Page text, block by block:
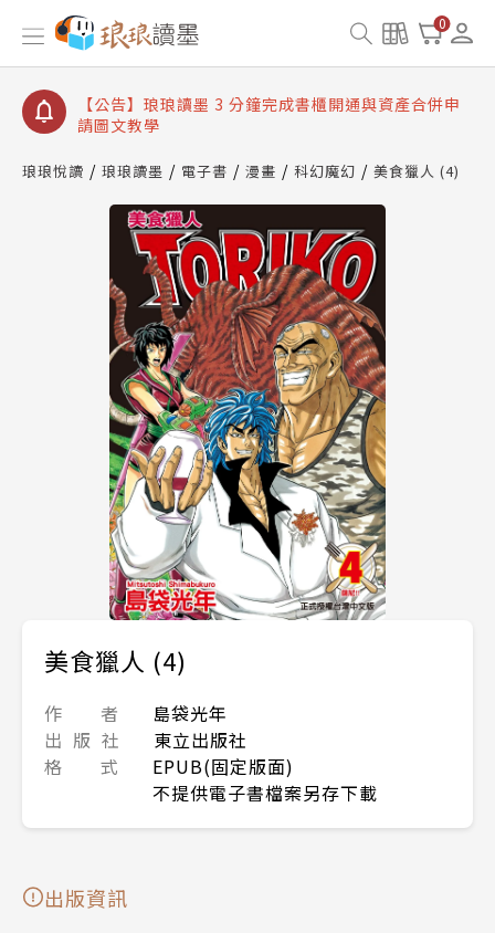
0
【公告】琅琅讀墨數位閱讀資產合併與書櫃開通申請
【公告】琅琅讀墨書櫃開通常見問題
【公告】琅琅讀墨 3 分鐘完成書櫃開通與資產合併申
請圖文教學
查詢
【公告】琅琅讀墨數位閱讀資產合併與書櫃開通申請
琅琅悅讀 琅琅讀墨 電子書 漫畫 科幻魔幻 美食獵人 (4)
美食獵人 (4)
作 者
島袋光年
出 版 社
東立出版社
格 式
EPUB(固定版面)
不提供電子書檔案另存下載
出版資訊